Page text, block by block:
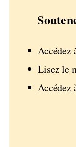
Accédez
Lisez le
Accédez